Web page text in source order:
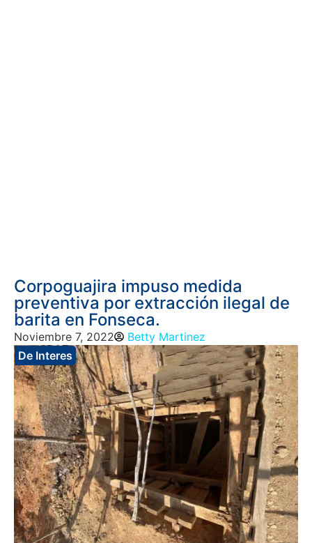
Corpoguajira impuso medida
preventiva por extracción ilegal de
barita en Fonseca.
Noviembre 7, 2022
Betty Martinez
De Interes